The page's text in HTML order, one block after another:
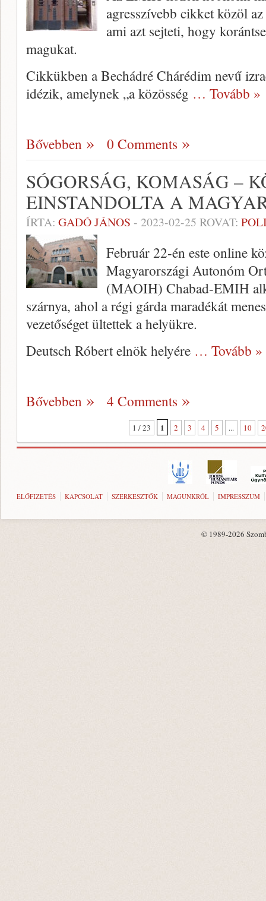
agresszívebb cikket közöl
ami azt sejteti, hogy
magukat.
Cikkükben a Bechádré Chárédim nevű
idézik, amelynek „a közösség … Tovább »
Bővebben 0 Comments
SÓGORSÁG, KOMASÁG –
EINSTANDOLTA A
ÍRTA: GADÓ JÁNOS - 2023-02-25 ROVAT:
Február 22-én este online
Magyarországi Autonóm
(MAOIH) Chabad-EMIH
szárnya, ahol a régi gárda maradékát
vezetőséget ültettek a helyükre.
Deutsch Róbert elnök helyére … Tovább »
Bővebben 4 Comments
1 / 23 1 2 3 4 5 ... 10
ELŐFIZETÉS KAPCSOLAT SZERKESZTŐK MAGUNKRÓL IMPRESSZUM
© 1989-2026